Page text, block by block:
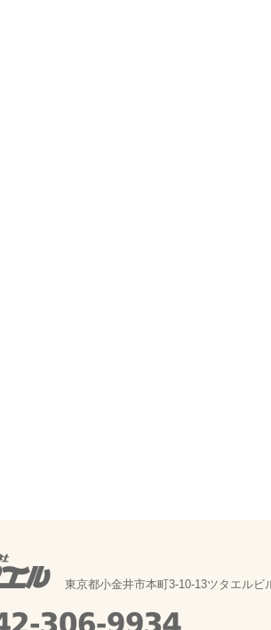
東京都小金井市本町3-10-13ツタエルビ